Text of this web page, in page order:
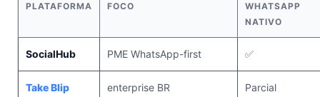
PLATAFORMA FOCO
WHATSAPP
NATIVO
SocialHub PME WhatsApp-first ✅
Take Blip enterprise BR Parcial